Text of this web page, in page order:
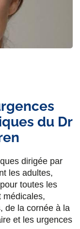
du Dr
dirigée par
les adultes,
toutes les
médicales,
de la cornée à la
et les urgences